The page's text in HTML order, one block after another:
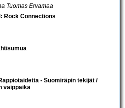
Tuomas Ervamaa
Rock Connections
- Suomiräpin tekijät /
vaippaikä